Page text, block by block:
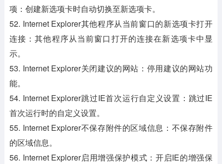
项：创建新选项卡时自动切换至新选项卡。
52. Internet Explorer其他程序从当前窗口的新选项卡打开
连接：其他程序从当前窗口打开的连接在新选项卡中显
示。
53. Internet Explorer关闭建议的网站：停用建议的网站功
能。
54. Internet Explorer跳过IE首次运行自定义设置：跳过IE
首次运行时的自定义设置。
55. Internet Explorer不保存附件的区域信息：不保存附件
的区域信息。
56. Internet Explorer启用增强保护模式：开启IE的增强保